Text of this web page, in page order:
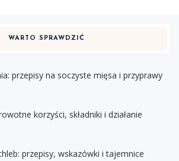
WARTO SPRAWDZIĆ
przepisy na soczyste mięsa i przyprawy
korzyści, składniki i działanie
przepisy, wskazówki i tajemnice